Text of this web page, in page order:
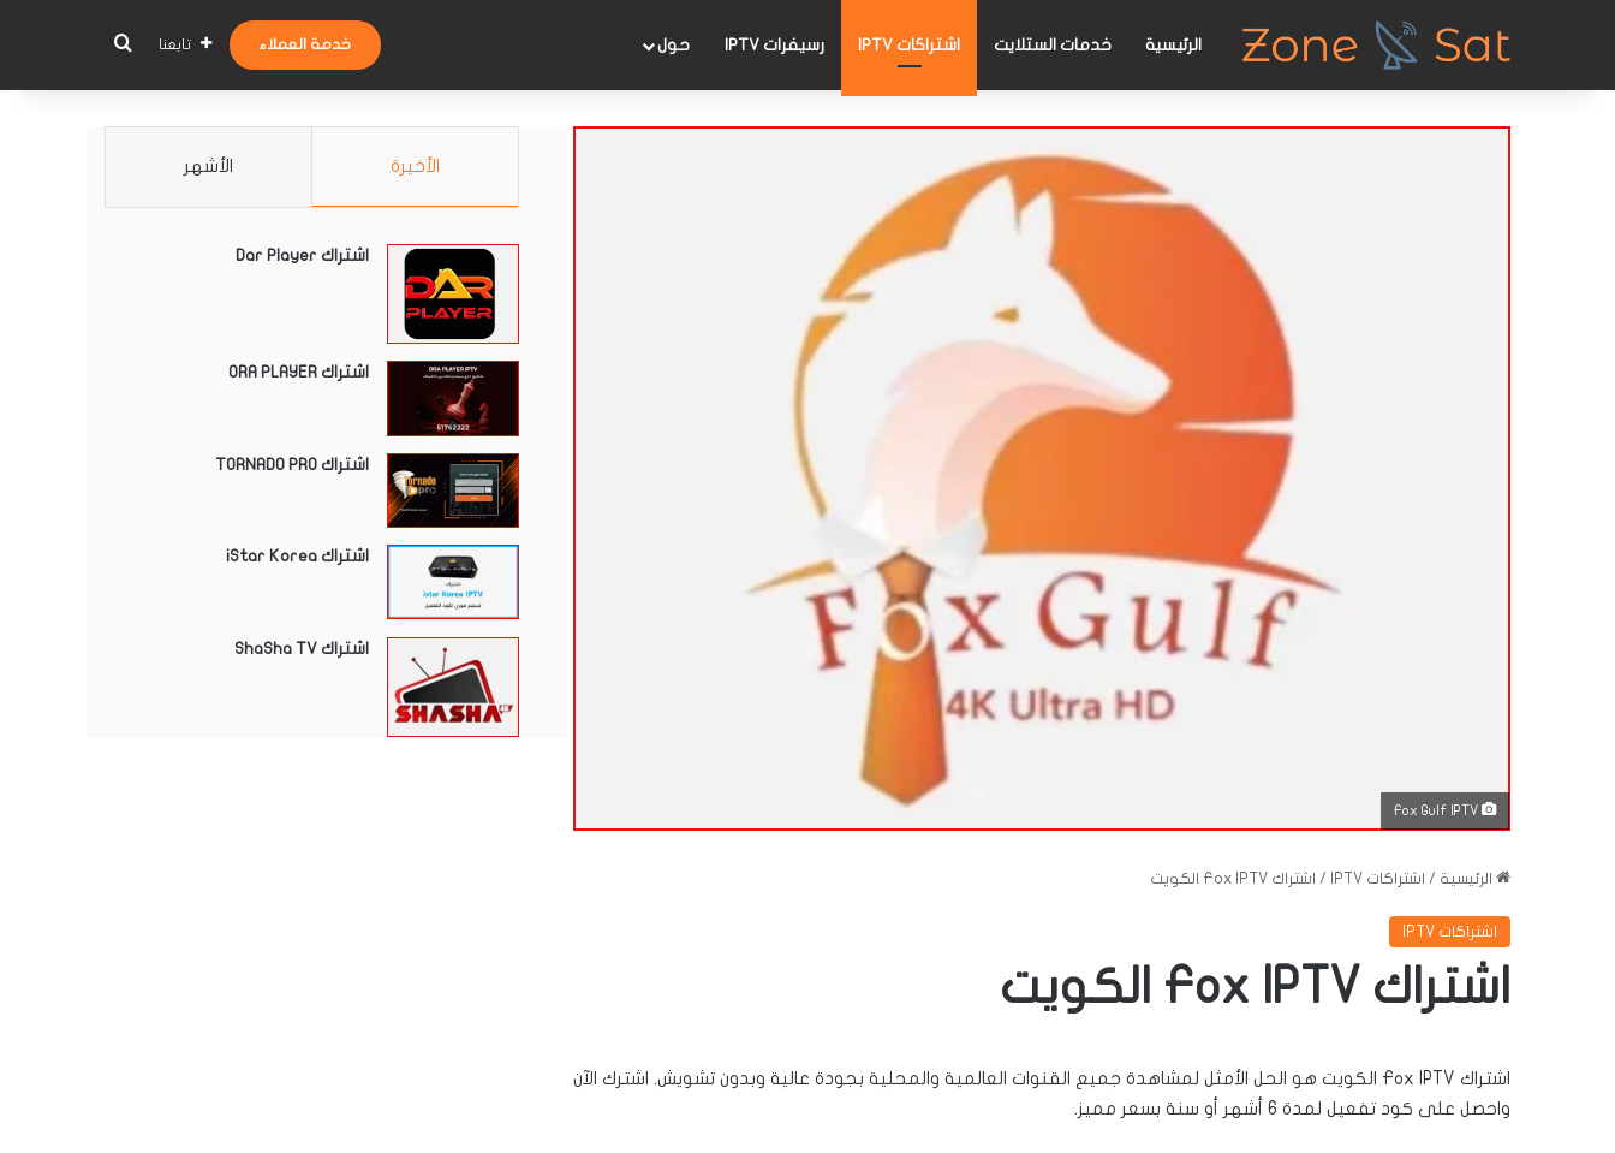
الرئيسية خدمات الستلايت اشتراكات IPTV رسيفرات IPTV حول خدمة العملاء تابعنا بحث عن
الرئيسية / اشتراكات IPTV / اشتراك Fox IPTV الكويت
اشتراكات IPTV
اشتراك Fox IPTV الكويت
اشتراك Fox IPTV الكويت هو الحل الأمثل لمشاهدة جميع القنوات العالمية والمحلية بجودة عالية وبدون تشويش. اشترك الآن
واحصل على كود تفعيل لمدة 6 أشهر أو سنة بسعر مميز.
الأخيرة الأشهر
اشتراك Dar Player
اشتراك ORA PLAYER
اشتراك TORNADO PRO
اشتراك iStar Korea
اشتراك ShaSha TV